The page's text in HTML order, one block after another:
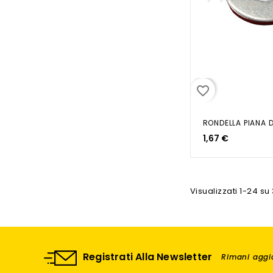
favorite_border
1,67 €
Visualizzati 1-24 su
Registrati Alla Newsletter Rimani